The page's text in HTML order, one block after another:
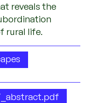
reveals the
rural life.